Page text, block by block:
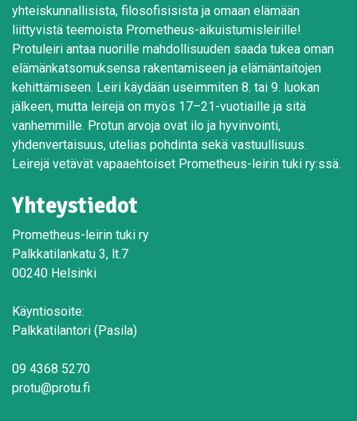
yhteiskunnallisista, filosofisisista ja omaan elämään
liittyvistä teemoista Prometheus-aikuistumisleirille!
Protuleiri antaa nuorille mahdollisuuden saada tukea oman
elämänkatsomuksensa rakentamiseen ja elämäntaitojen
kehittämiseen. Leiri käydään useimmiten 8. tai 9. luokan
jälkeen, mutta leirejä on myös 17–21-vuotiaille ja sitä
vanhemmille. Protun arvoja ovat ilo ja hyvinvointi,
yhdenvertaisuus, utelias pohdinta sekä vastuullisuus.
Leirejä vetävät vapaaehtoiset Prometheus-leirin tuki ry:ssä.
Yhteystiedot
Prometheus-leirin tuki ry
Palkkatilankatu 3, lt.7
00240 Helsinki
Käyntiosoite:
Palkkatilantori (Pasila)
09 4368 5270
protu@protu.fi